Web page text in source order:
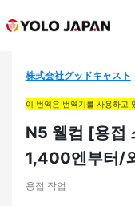
株式会社グッドキャスト
이 번역은 번역기를 사용하고
N5 웰컴 [용접
1,400엔부터/
용접 작업